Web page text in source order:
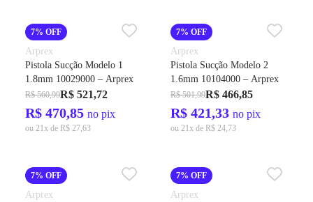
7% OFF
Arprex
Pistola Sucção Modelo 1
1.8mm 10029000 – Arprex
R$ 560,99R$ 521,72
R$ 470,85 no pix
ou 21x de R$ 27,63
7% OFF
Arprex
Pistola Sucção Modelo 2
1.6mm 10104000 – Arprex
R$ 501,99R$ 466,85
R$ 421,33 no pix
ou 21x de R$ 24,73
7% OFF
Arprex
7% OFF
Arprex